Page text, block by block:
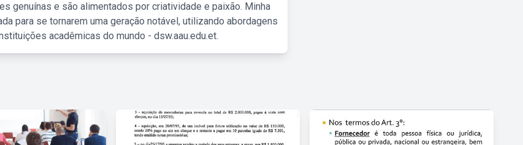
genuínas e são alimentados por criatividade e paixão. Minha
para se tornarem uma geração notável, utilizando abordagens
acadêmicas do mundo - dsw.aau.edu.et.